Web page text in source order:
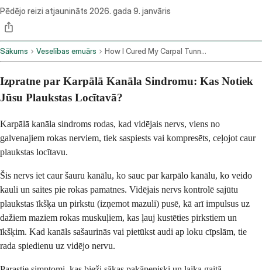
Pēdējo reizi atjaunināts 2026. gada 9. janvāris
Sākums Veselības emuārs How I Cured My Carpal Tunnel Naturally
Izpratne par Karpālā Kanāla Sindromu: Kas Notiek
Jūsu Plaukstas Locītavā?
Karpālā kanāla sindroms rodas, kad vidējais nervs, viens no
galvenajiem rokas nerviem, tiek saspiests vai kompresēts, ceļojot caur
plaukstas locītavu.
Šis nervs iet caur šauru kanālu, ko sauc par karpālo kanālu, ko veido
kauli un saites pie rokas pamatnes. Vidējais nervs kontrolē sajūtu
plaukstas īkšķa un pirkstu (izņemot mazuli) pusē, kā arī impulsus uz
dažiem maziem rokas muskuļiem, kas ļauj kustēties pirkstiem un
īkšķim. Kad kanāls sašaurinās vai pietūkst audi ap loku cīpslām, tie
rada spiedienu uz vidējo nervu.